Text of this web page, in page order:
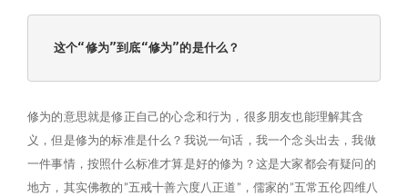
这个“修为”到底“修为”的是什么？
修为的意思就是修正自己的心念和行为，很多朋友也能理解其含
义，但是修为的标准是什么？我说一句话，我一个念头出去，我做
一件事情，按照什么标准才算是好的修为？这是大家都会有疑问的
地方，其实佛教的”五戒十善六度八正道”，儒家的”五常五伦四维八